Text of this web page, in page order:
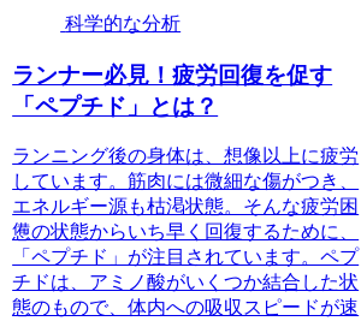
科学的な分析
ランナー必見！疲労回復を促す
「ペプチド」とは？
ランニング後の身体は、想像以上に疲労
しています。筋肉には微細な傷がつき、
エネルギー源も枯渇状態。そんな疲労困
憊の状態からいち早く回復するために、
「ペプチド」が注目されています。ペプ
チドは、アミノ酸がいくつか結合した状
態のもので、体内への吸収スピードが速